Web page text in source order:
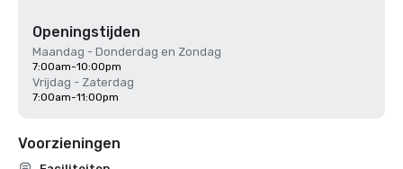
Openingstijden
Maandag - Donderdag en Zondag
7:00am-10:00pm
Vrijdag - Zaterdag
7:00am-11:00pm
Voorzieningen